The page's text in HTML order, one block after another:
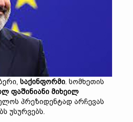
საქინფორმი. სომხეთის
ფაშინიანი მიხეილ
პრეზიდენტად არჩევას
უსურვებს.